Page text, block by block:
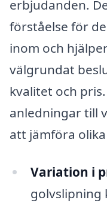
erbjudanden.
förståelse för
inom och
välgrundat
kvalitet och
anledningar till
att jämföra
Variation i
golvslipning